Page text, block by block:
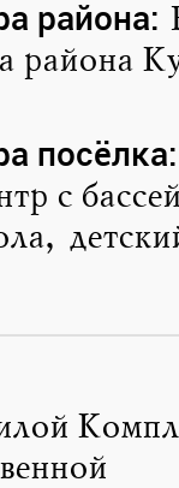
района:
района
посёлка:
с